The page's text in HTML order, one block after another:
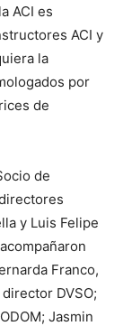
ACI es
ACI y
la
por
de
de
y Luis Felipe
Franco,
DVSO;
Jasmin